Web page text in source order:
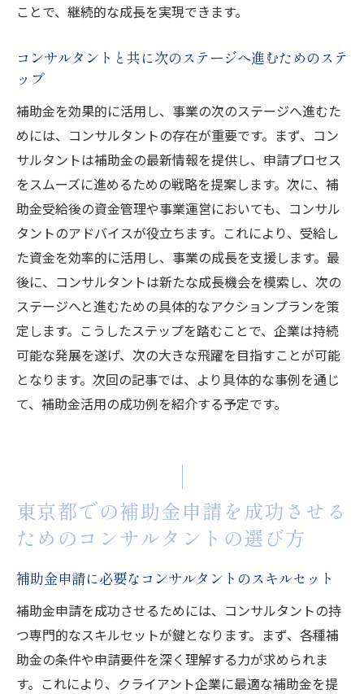
ことで、継続的な成長を実現できます。
コンサルタントと共に次のステージへ進むためのステ
ップ
補助金を効果的に活用し、事業の次のステージへ進むた
めには、コンサルタントの存在が重要です。まず、コン
サルタントは補助金の最新情報を提供し、申請プロセス
をスムーズに進めるための戦略を提案します。次に、補
助金受給後の資金管理や事業運営においても、コンサル
タントのアドバイスが役立ちます。これにより、受給し
た資金を効率的に活用し、事業の成長を支援します。最
後に、コンサルタントは新たな成長機会を模索し、次の
ステージへと進むための具体的なアクションプランを策
定します。こうしたステップを踏むことで、企業は持続
可能な発展を遂げ、次の大きな飛躍を目指すことが可能
となります。次回の記事では、より具体的な事例を通じ
て、補助金活用の成功例を紹介する予定です。
東京都での補助金申請を成功させる
ためのコンサルタントの選び方
補助金申請に必要なコンサルタントのスキルセット
補助金申請を成功させるためには、コンサルタントの持
つ専門的なスキルセットが鍵となります。まず、各種補
助金の条件や申請要件を深く理解する力が求められま
す。これにより、クライアント企業に最適な補助金を提